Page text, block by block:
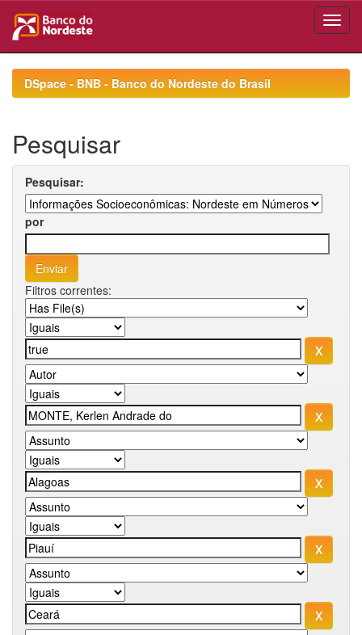
navigationDSpace - BNB - Banco do Nordeste do Brasil
Pesquisar
Pesquisar:
por
Filtros correntes: